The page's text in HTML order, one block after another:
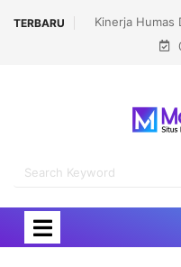
TERBARU
Kinerja Humas